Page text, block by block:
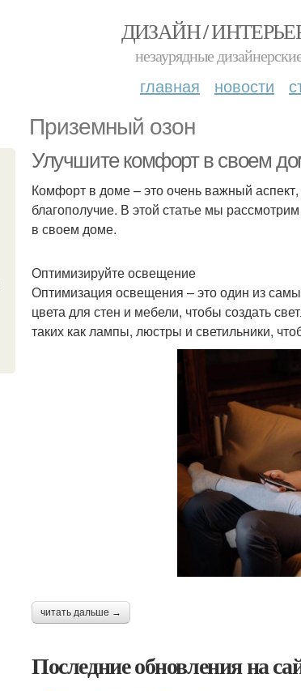
ДИЗАЙН /
незаурядные
главная новости
Приземный озон
Улучшите комфорт в своем
Комфорт в доме – это очень важный
благополучие. В этой статье мы
в своем доме.
Оптимизируйте освещение
Оптимизация освещения – это один из
цвета для стен и мебели, чтобы создать
таких как лампы, люстры и светильники,
читать дальше →
Последние обновления на